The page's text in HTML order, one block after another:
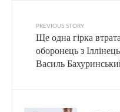
PREVIOUS STORY
Ще одна гірка
оборонець з
Василь